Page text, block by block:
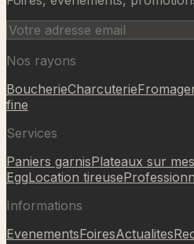
Nos rayons
BoucherieCharcuterie
fine
Services
Paniers garnisPlateaux sur
EggLocation tireuse
Informations
EvenementsFoiresActualites